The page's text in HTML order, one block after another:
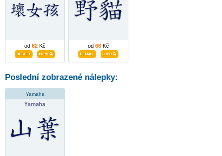
od 62 Kč od 66 Kč
Poslední zobrazené nálepky:
Yamaha